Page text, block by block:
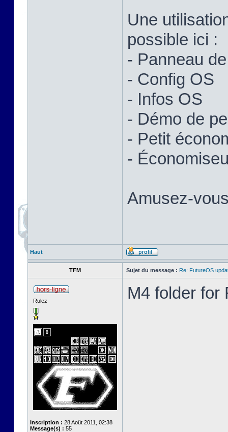
Une
possible ici :
- Panneau
- Config OS
- Infos OS
- Démo de
- Petit
-
Amusez-
Haut
TFM Sujet du message : Re: FutureOS
Rulez
Inscription : 28 Août 2011, 02:38
Message(s) : 55
M4 folder for